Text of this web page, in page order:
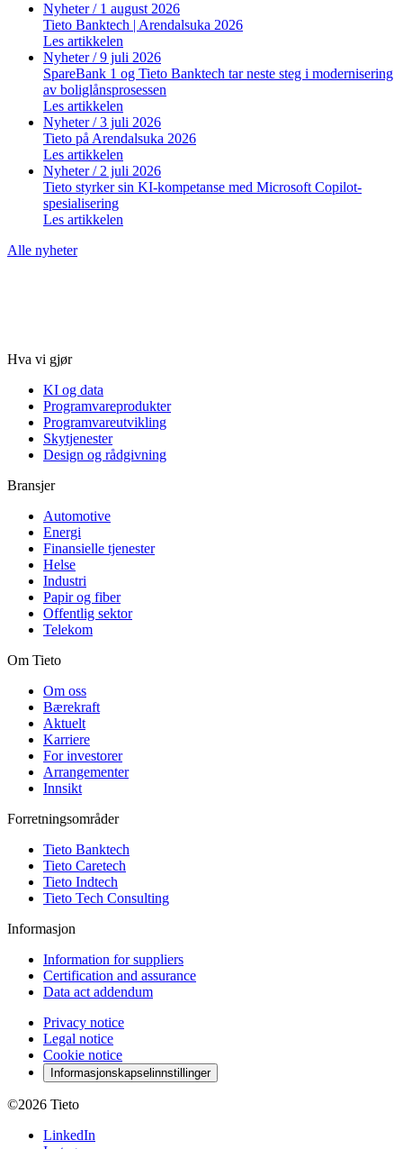
Nyheter/ 1 august 2026
Tieto Banktech | Arendalsuka 2026
Les artikkelen
Nyheter/ 9 juli 2026
SpareBank 1 og Tieto Banktech tar neste steg i modernisering
av boliglånsprosessen
Les artikkelen
Nyheter/ 3 juli 2026
Tieto på Arendalsuka 2026
Les artikkelen
Nyheter/ 2 juli 2026
Tieto styrker sin KI-kompetanse med Microsoft Copilot-
spesialisering
Les artikkelen
Alle nyheter
Hva vi gjør
KI og data
Programvareprodukter
Programvareutvikling
Skytjenester
Design og rådgivning
Bransjer
Automotive
Energi
Finansielle tjenester
Helse
Industri
Papir og fiber
Offentlig sektor
Telekom
Om Tieto
Om oss
Bærekraft
Aktuelt
Karriere
For investorer
Arrangementer
Innsikt
Forretningsområder
Tieto Banktech
Tieto Caretech
Tieto Indtech
Tieto Tech Consulting
Informasjon
Information for suppliers
Certification and assurance
Data act addendum
Privacy notice
Legal notice
Cookie notice
Informasjonskapselinnstillinger
©2026 Tieto
LinkedIn